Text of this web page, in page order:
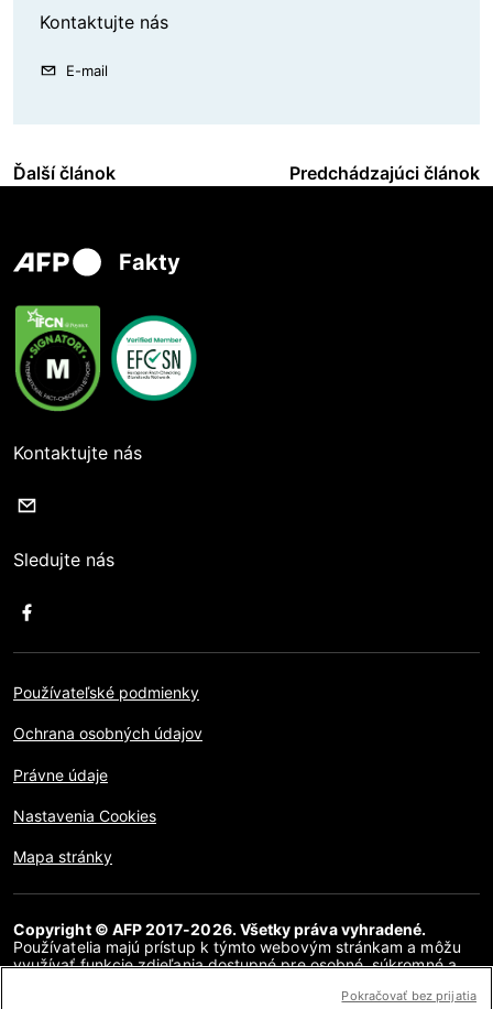
Kontaktujte nás
E-mail
Ďalší článok Predchádzajúci článok
Fakty
Kontaktujte nás
Sledujte nás
Používateľské podmienky
Ochrana osobných údajov
Právne údaje
Nastavenia Cookies
Mapa stránky
Copyright © AFP 2017-2026. Všetky práva vyhradené.
Používatelia majú prístup k týmto webovým stránkam a môžu
využívať funkcie zdieľania dostupné pre osobné, súkromné a
reprodukcia, komunikácia pre verejnosť alebo distribúcia
Pokračovať bez prijatia